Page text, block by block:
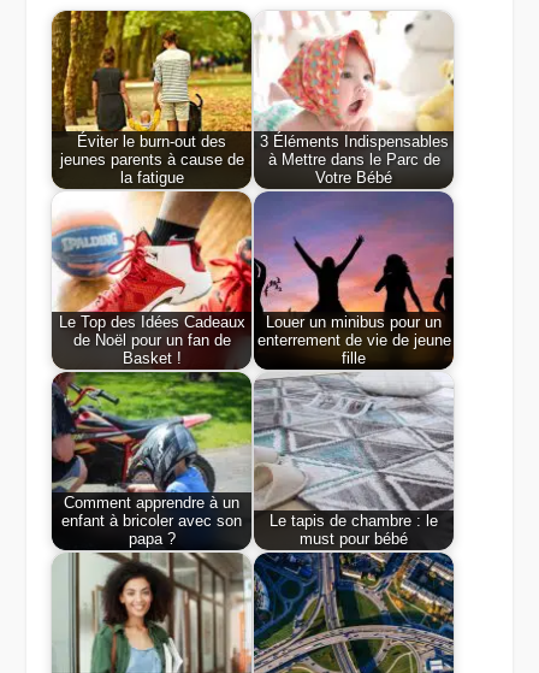
Éviter le burn-out des
jeunes parents à cause de
la fatigue
3 Éléments Indispensables
à Mettre dans le Parc de
Votre Bébé
Le Top des Idées Cadeaux
de Noël pour un fan de
Basket !
Louer un minibus pour un
enterrement de vie de jeune
fille
Comment apprendre à un
enfant à bricoler avec son
papa ?
Le tapis de chambre : le
must pour bébé